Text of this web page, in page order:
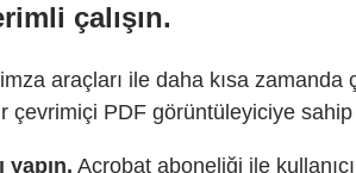
çalışın.
araçları ile daha kısa
çevrimiçi PDF görüntüleyiciye
yapın. Acrobat aboneliği ile